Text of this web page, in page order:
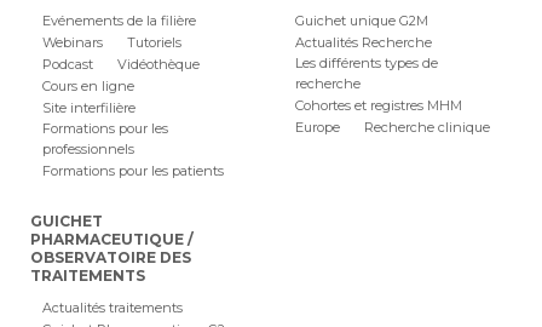
Evénements de la filière
Webinars
Tutoriels
Podcast
Vidéothèque
Cours en ligne
Site interfilière
Formations pour les
professionnels
Formations pour les patients
Guichet unique G2M
Actualités Recherche
Les différents types de
recherche
Cohortes et registres MHM
Europe
Recherche clinique
GUICHET
PHARMACEUTIQUE /
OBSERVATOIRE DES
TRAITEMENTS
Actualités traitements